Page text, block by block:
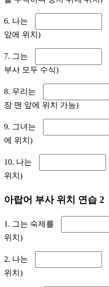
6. 나는
앞에 위치)
7. 그는
부사 모두 수식)
8. 우리는
장 맨 앞에 위치 가능)
9. 그녀는
에 위치)
10. 나는
위치)
아랍어 부사 위치 연습 2
1. 그는 숙제를
위치)
2. 나는
위치)